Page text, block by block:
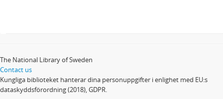
The National Library of Sweden
Contact us
Kungliga biblioteket hanterar dina personuppgifter i enlighet med EU:s
dataskyddsförordning (2018), GDPR.